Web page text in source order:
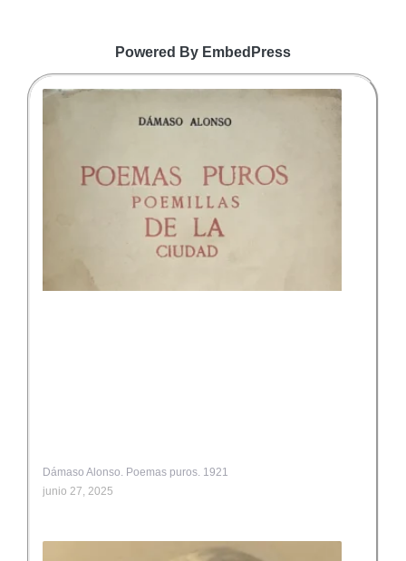
Powered By EmbedPress
Dámaso Alonso. Poemas puros. 1921
junio 27, 2025